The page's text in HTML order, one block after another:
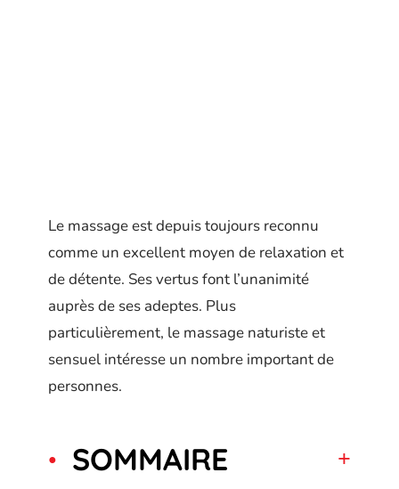
Le massage est depuis toujours reconnu
comme un excellent moyen de relaxation et
de détente. Ses vertus font l’unanimité
auprès de ses adeptes. Plus
particulièrement, le massage naturiste et
sensuel intéresse un nombre important de
personnes.
SOMMAIRE